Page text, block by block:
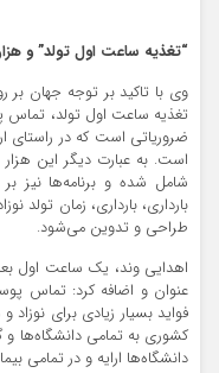
“تغذیه ساعت اول تولد” و
وی با تاکید بر توجه جهان
تغذیه ساعت اول تولد، تماس
ضروریاتی است که در راستای
است. به عبارت دیگر این هزار
شامل شده و برنامه‌ها نیز
بارداری، بارداری، زمان تولد
طراحی و تدوین می‌شود.
اهدایی وند، یک ساعت اول بعد
عنوان و اضافه کرد: تماس
فواید بسیار زیادی برای نوزاد
کشوری به تمامی دانشگاه‌ها و
دانشگاه‌ها ارایه و در تمامی